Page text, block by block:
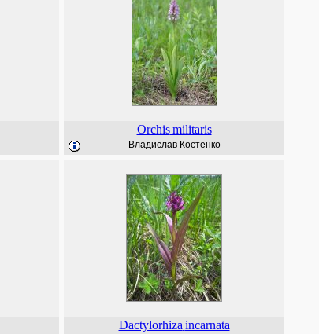
Orchis militaris
Владислав Костенко
Dactylorhiza incarnata